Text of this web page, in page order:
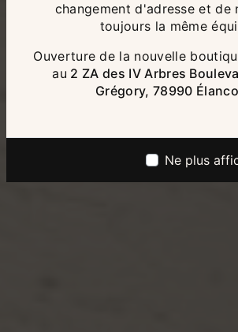
changement d'adresse et de
toujours la même
Ouverture de la nouvelle
au 2 ZA des IV Arbres
Grégory, 78990
Ne plus